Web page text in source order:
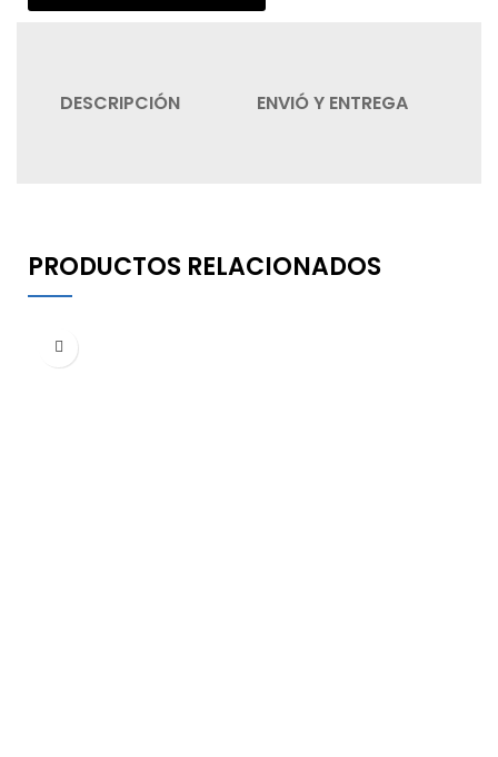
DESCRIPCIÓN ENVIÓ Y ENTREGA
PRODUCTOS RELACIONADOS